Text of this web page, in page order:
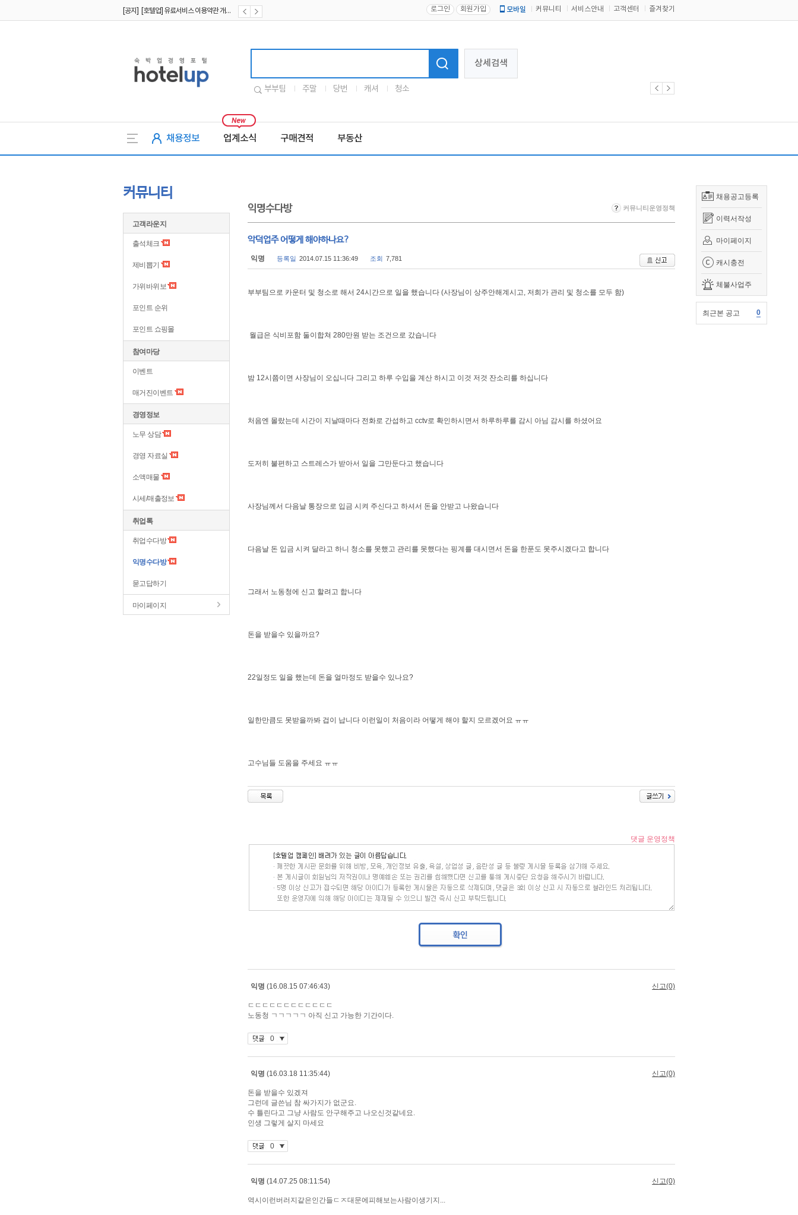
[공지] [호텔업] 유료서비스 이용약관 개정본2 (19.09.02) 로그인 회원가입 모바일 커뮤니티 서비스안내 고객센터 즐겨찾기
상세검색
부부팀 주말 당번 캐셔 청소
채용정보 업계소식 구매견적 부동산
채용공고등록
이력서작성
마이페이지
캐시충전
체불사업주
최근본 공고 0
커뮤니티
고객라운지
출석체크
제비뽑기
가위바위보
포인트 순위
포인트 쇼핑몰
참여마당
이벤트
매거진이벤트
경영정보
노무 상담
경영 자료실
소액매물
시세/매출정보
취업톡
취업수다방
익명수다방
묻고답하기
마이페이지
익명수다방 커뮤니티운영정책
악덕업주 어떻게 해야하나요?
익명 등록일 2014.07.15 11:36:49 조회 7,781
부부팀으로 카운터 및 청소로 해서 24시간으로 일을 했습니다 (사장님이 상주안해계시고, 저희가 관리 및 청소를 모두 함)
월급은 식비포함 둘이합쳐 280만원 받는 조건으로 갔습니다
밤 12시쯤이면 사장님이 오십니다 그리고 하루 수입을 계산 하시고 이것 저것 잔소리를 하십니다
처음엔 몰랐는데 시간이 지날때마다 전화로 간섭하고 cctv로 확인하시면서 하루하루를 감시 아님 감시를 하셨어요
도저히 불편하고 스트레스가 받아서 일을 그만둔다고 했습니다
사장님께서 다음날 통장으로 입금 시켜 주신다고 하셔서 돈을 안받고 나왔습니다
다음날 돈 입금 시켜 달라고 하니 청소를 못했고 관리를 못했다는 핑계를 대시면서 돈을 한푼도 못주시겠다고 합니다
그래서 노동청에 신고 할려고 합니다
돈을 받을수 있을까요?
22일정도 일을 했는데 돈을 얼마정도 받을수 있나요?
일한만큼도 못받을까봐 겁이 납니다 이런일이 처음이라 어떻게 해야 할지 모르겠어요 ㅠㅠ
고수님들 도움을 주세요 ㅠㅠ